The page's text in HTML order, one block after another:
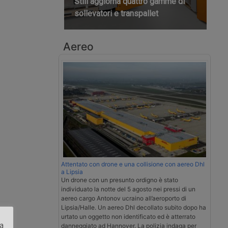
sollevatori e transpallet
Aereo
Attentato con drone e una collisione con aereo Dhl
a Lipsia
Un drone con un presunto ordigno è stato
individuato la notte del 5 agosto nei pressi di un
aereo cargo Antonov ucraino all’aeroporto di
Lipsia/Halle. Un aereo Dhl decollato subito dopo ha
urtato un oggetto non identificato ed è atterrato
danneggiato ad Hannover. La polizia indaga per